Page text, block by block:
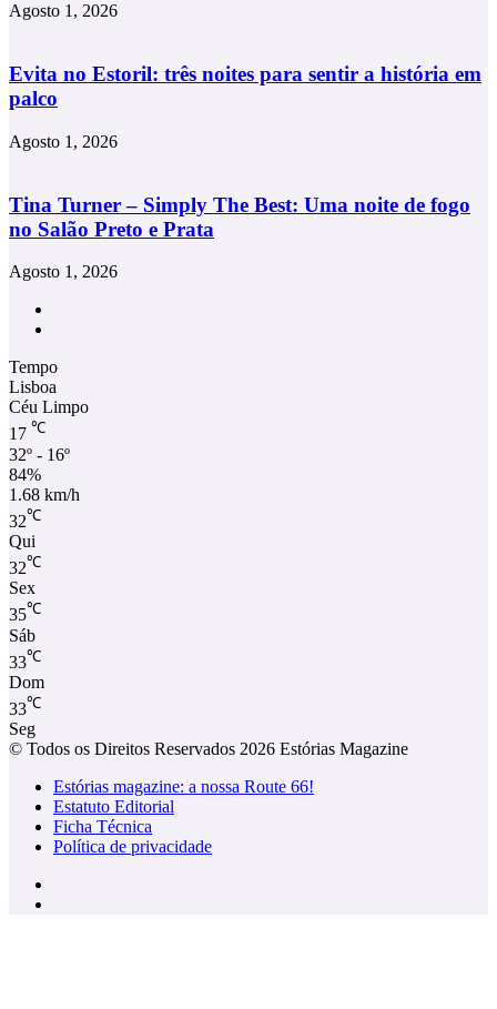
Agosto 1, 2026
Evita no Estoril: três noites para sentir a história em
palco
Agosto 1, 2026
Tina Turner – Simply The Best: Uma noite de fogo
no Salão Preto e Prata
Agosto 1, 2026
Tempo
Lisboa
Céu Limpo
17 ℃
32º - 16º
84%
1.68 km/h
32℃
Qui
32℃
Sex
35℃
Sáb
33℃
Dom
33℃
Seg
© Todos os Direitos Reservados 2026 Estórias Magazine
Estórias magazine: a nossa Route 66!
Estatuto Editorial
Ficha Técnica
Política de privacidade